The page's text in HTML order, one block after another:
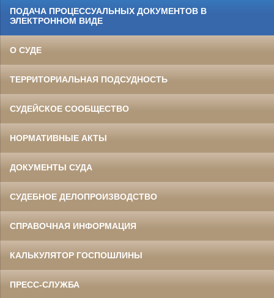
ПОДАЧА ПРОЦЕССУАЛЬНЫХ ДОКУМЕНТОВ В
ЭЛЕКТРОННОМ ВИДЕ
О СУДЕ
ТЕРРИТОРИАЛЬНАЯ ПОДСУДНОСТЬ
СУДЕЙСКОЕ СООБЩЕСТВО
НОРМАТИВНЫЕ АКТЫ
ДОКУМЕНТЫ СУДА
СУДЕБНОЕ ДЕЛОПРОИЗВОДСТВО
СПРАВОЧНАЯ ИНФОРМАЦИЯ
КАЛЬКУЛЯТОР ГОСПОШЛИНЫ
ПРЕСС-СЛУЖБА